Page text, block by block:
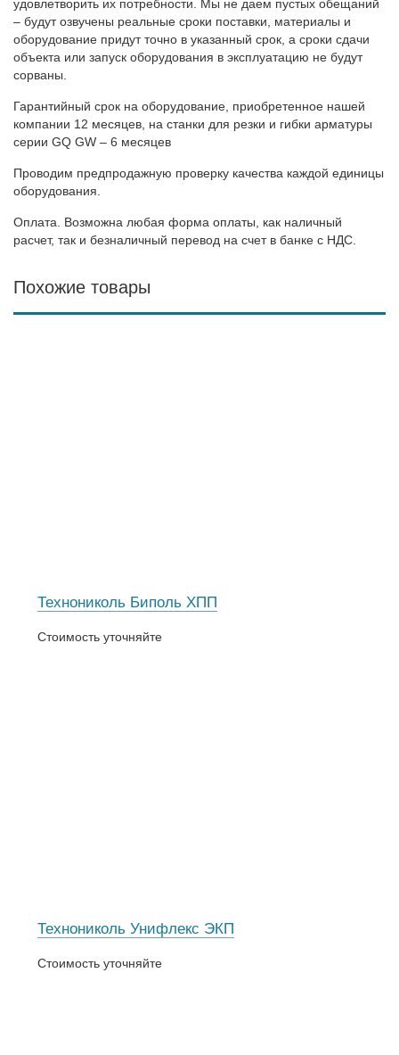
удовлетворить их потребности. Мы не даем пустых обещаний
– будут озвучены реальные сроки поставки, материалы и
оборудование придут точно в указанный срок, а сроки сдачи
объекта или запуск оборудования в эксплуатацию не будут
сорваны.
Гарантийный срок на оборудование, приобретенное нашей
компании 12 месяцев, на станки для резки и гибки арматуры
серии GQ GW – 6 месяцев
Проводим предпродажную проверку качества каждой единицы
оборудования.
Оплата. Возможна любая форма оплаты, как наличный
расчет, так и безналичный перевод на счет в банке с НДС.
Похожие товары
Технониколь Биполь ХПП
Стоимость уточняйте
Технониколь Унифлекс ЭКП
Стоимость уточняйте